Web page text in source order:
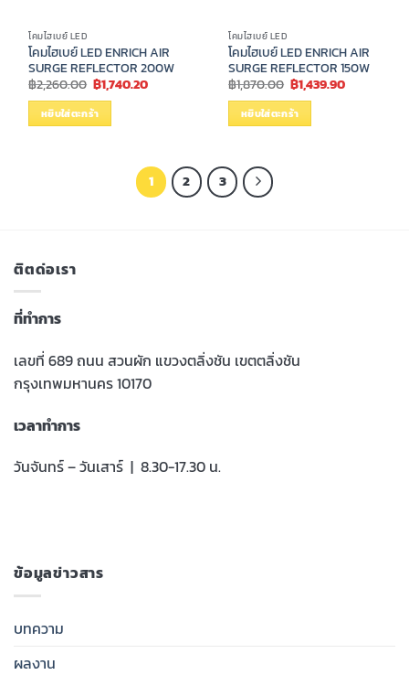
โคมไฮเบย์ LED
โคมไฮเบย์ LED ENRICH AIR
SURGE REFLECTOR 200W
฿2,260.00 Original
price
was:
฿2,260.00.
฿1,740.20Current
หยิบใส่ตะกร้า
โคมไฮเบย์ LED
โคมไฮเบย์ LED ENRICH AIR
SURGE REFLECTOR 150W
฿1,870.00 Original
price
was:
฿1,870.00.
฿1,439.90Current
หยิบใส่ตะกร้า
1 2 3
ติตด่อเรา
ที่ทำการ
เลขที่ 689 ถนน สวนผัก แขวงตลิ่งชัน เขตตลิ่งชัน
กรุงเทพมหานคร 10170
เวลาทำการ
วันจันทร์ – วันเสาร์ | 8.30-17.30 น.
ข้อมูลข่าวสาร
บทความ
ผลงาน